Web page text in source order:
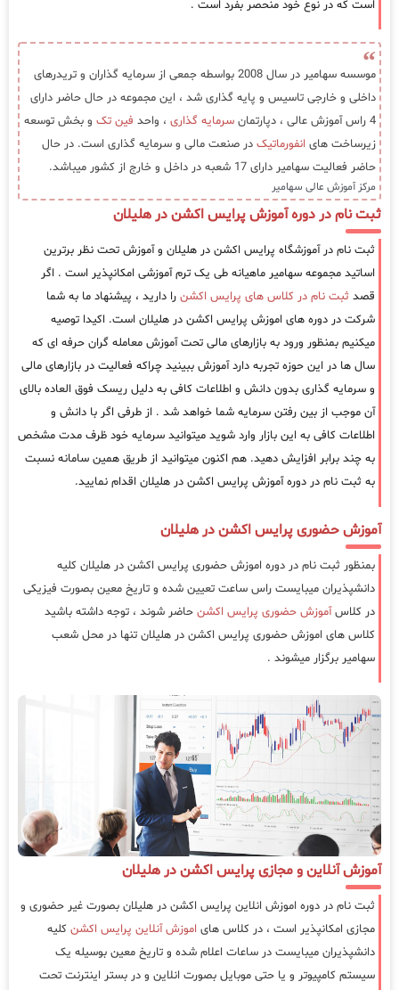
است که در نوع خود منحصر بفرد است .
موسسه سهامیر در سال 2008 بواسطه جمعی از سرمایه گذاران و تریدرهای
داخلی و خارجی تاسیس و پایه گذاری شد ، این مجموعه در حال حاضر دارای
4 راس آموزش عالی ، دپارتمان
سرمایه گذاری ، واحد فین تک و بخش توسعه
زیرساخت های انفورماتیک در صنعت مالی و سرمایه گذاری است. در حال
حاضر فعالیت سهامیر دارای 17 شعبه در داخل و خارج از کشور میباشد.
مرکز آموزش عالی سهامیر
ثبت نام در دوره آموزش پرایس اکشن در هلیلان
ثبت نام در آموزشگاه پرایس اکشن در هلیلان و آموزش تحت نظر برترین
اساتید مجموعه سهامیر ماهیانه طی یک ترم آموزشی امکانپذیر است . اگر
قصد ثبت نام در کلاس های پرایس اکشن را دارید ، پیشنهاد ما به شما
شرکت در دوره های اموزش پرایس اکشن در هلیلان است. اکیدا توصیه
میکنیم بمنظور ورود به بازارهای مالی تحت آموزش معامله گران حرفه ای که
سال ها در این حوزه تجربه دارد آموزش ببینید چراکه فعالیت در بازارهای مالی
و سرمایه گذاری بدون دانش و اطلاعات کافی به دلیل ریسک فوق العاده بالای
آن موجب از بین رفتن سرمایه شما خواهد شد . از طرفی اگر با دانش و
اطلاعات کافی به این بازار وارد شوید میتوانید سرمایه خود ظرف مدت مشخص
به چند برابر افزایش دهید. هم اکنون میتوانید از طریق همین سامانه نسبت
به ثبت نام در دوره آموزش پرایس اکشن در هلیلان اقدام نمایید.
آموزش حضوری پرایس اکشن در هلیلان
بمنظور ثبت نام در دوره اموزش حضوری پرایس اکشن در هلیلان کلیه
دانشپذیران میبایست راس ساعت تعیین شده و تاریخ معین بصورت فیزیکی
در کلاسآموزش حضوری پرایس اکشن حاضر شوند ، توجه داشته باشید
کلاس های اموزش حضوری پرایس اکشن در هلیلان تنها در محل شعب
سهامیر برگزار میشوند .
آموزش آنلاین و مجازی پرایس اکشن در هلیلان
ثبت نام در دوره اموزش انلاین پرایس اکشن در هلیلان بصورت غیر حضوری و
مجازی امکانپذیر است ، در کلاس های اموزش آنلاین پرایس اکشن کلیه
دانشپذیران میبایست در ساعات اعلام شده و تاریخ معین بوسیله یک
سیستم کامپیوتر و یا حتی موبایل بصورت انلاین و در بستر اینترنت تحت